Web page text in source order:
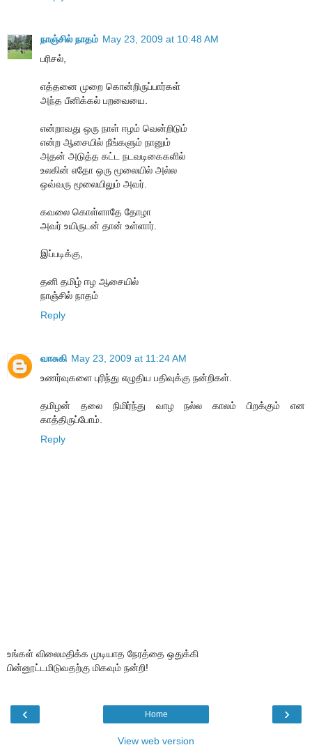
நாஞ்சில் நாதம் May 23, 2009 at 10:48 AM
பரிசல்,
எத்தனை முறை கொன்றிருப்பார்கள்
அந்த பீனிக்கல் பறவையை.
என்றாவது ஒரு நாள் ஈழம் வென்றிடும்
என்ற ஆசையில் நீங்களும் நானும்
அதன் அடுத்த கட்ட நடவடிகைகளில்
உலகின் எதோ ஒரு மூலையில் அல்ல
ஒவ்வரு மூலையிலும் அவர்.
கவலை கொள்ளாதே தோழா
அவர் உயிருடன் தான் உள்ளார்.
இப்படிக்கு,
தனி தமிழ் ஈழ ஆசையில்
நாஞ்சில் நாதம்
Reply
வாசுகி May 23, 2009 at 11:24 AM
உணர்வுகளை புரிந்து எழுதிய பதிவுக்கு நன்றிகள்.
தமிழன் தலை நிமிர்ந்து வாழ நல்ல காலம் பிறக்கும் என
காத்திருப்போம்.
Reply
உங்கள் விலைமதிக்க முடியாத நேரத்தை ஒதுக்கி
பின்னூட்டமிடுவதற்கு மிகவும் நன்றி!
‹ ›
Home
View web version